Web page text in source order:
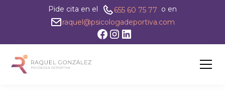
Pide cita en el 655 60 75 77 o en
raquel@psicologadeportiva.com